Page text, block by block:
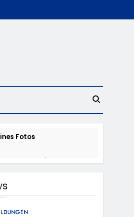
Fotos
Kreis – Rund
Gleich Mehrere